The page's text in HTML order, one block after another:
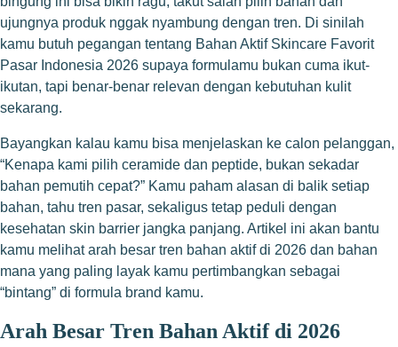
ujungnya produk nggak nyambung dengan tren. Di sinilah
kamu butuh pegangan tentang Bahan Aktif Skincare Favorit
Pasar Indonesia 2026 supaya formulamu bukan cuma ikut-
ikutan, tapi benar-benar relevan dengan kebutuhan kulit
sekarang.
Bayangkan kalau kamu bisa menjelaskan ke calon pelanggan,
“Kenapa kami pilih ceramide dan peptide, bukan sekadar
bahan pemutih cepat?” Kamu paham alasan di balik setiap
bahan, tahu tren pasar, sekaligus tetap peduli dengan
kesehatan skin barrier jangka panjang. Artikel ini akan bantu
kamu melihat arah besar tren bahan aktif di 2026 dan bahan
mana yang paling layak kamu pertimbangkan sebagai
“bintang” di formula brand kamu.
Arah Besar Tren Bahan Aktif di 2026